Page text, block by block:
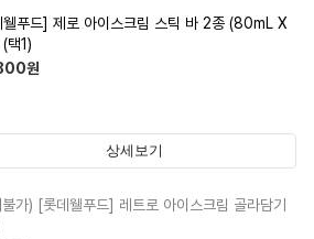
웰푸드] 제로 아이스크림 스틱 바 2종 (80mL X
택1)
원
상세보기
가) [롯데웰푸드] 레트로 아이스크림 골라담기